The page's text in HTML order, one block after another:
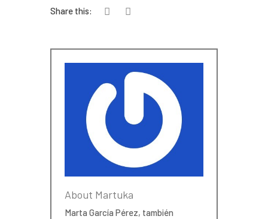
Share this:
About Martuka
Marta García Pérez, también